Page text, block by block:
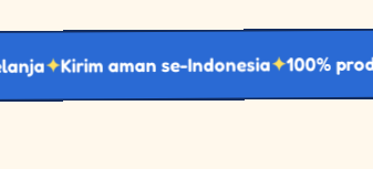
aman se-Indonesia 100% produk